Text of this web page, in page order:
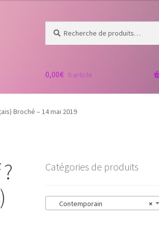
pour :
0,00€ 0 article
Broché – 14 mai 2019
Catégories de produits
×
Contemporain